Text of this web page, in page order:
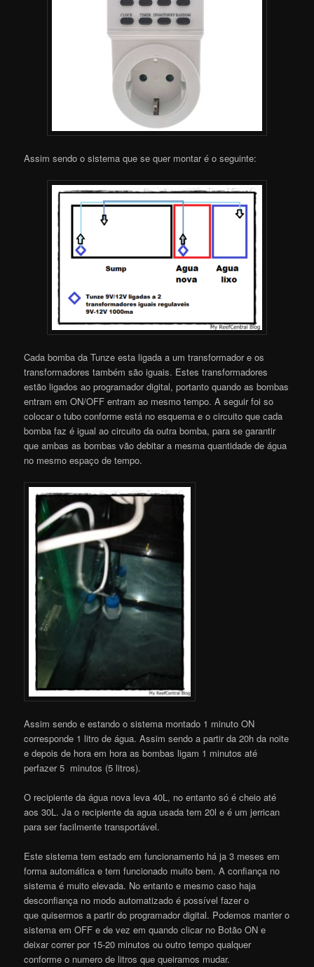
Assim sendo o sistema que se quer montar é o seguinte:
Cada bomba da Tunze esta ligada a um transformador e os
transformadores também são iguais. Estes transformadores
estão ligados ao programador digital, portanto quando as bombas
entram em ON/OFF entram ao mesmo tempo. A seguir foi so
colocar o tubo conforme está no esquema e o circuito que cada
bomba faz é igual ao circuito da outra bomba, para se garantir
que ambas as bombas vão debitar a mesma quantidade de água
no mesmo espaço de tempo.
Assim sendo e estando o sistema montado 1 minuto ON
corresponde 1 litro de água. Assim sendo a partir da 20h da noite
e depois de hora em hora as bombas ligam 1 minutos até
perfazer 5 minutos (5 litros).
O recipiente da água nova leva 40L, no entanto só é cheio até
aos 30L. Ja o recipiente da agua usada tem 20l e é um jerrican
para ser facilmente transportável.
Este sistema tem estado em funcionamento há ja 3 meses em
forma automática e tem funcionado muito bem. A confiança no
sistema é muito elevada. No entanto e mesmo caso haja
desconfiança no modo automatizado é possível fazer o
que quisermos a partir do programador digital. Podemos manter o
sistema em OFF e de vez em quando clicar no Botão ON e
deixar correr por 15-20 minutos ou outro tempo qualquer
conforme o numero de litros que queiramos mudar.